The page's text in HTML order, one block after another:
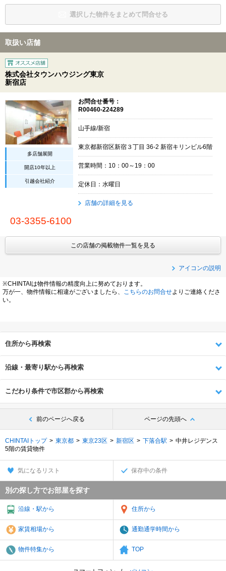
選択した物件をまとめて問合せる
取扱い店舗
株式会社タウンハウジング東京
新宿店
多店舗展開
開店10年以上
引越会社紹介
お問合せ番号：
R00460-224289
山手線/新宿
東京都新宿区新宿３丁目 36-2 新宿キリンビル6階
営業時間：10：00～19：00
定休日：水曜日
店舗の詳細を見る
03-3355-6100
この店舗の掲載物件一覧を見る
アイコンの説明
※CHINTAIは物件情報の精度向上に努めております。
万が一、物件情報に相違がございましたら、
こちらのお問合せよりご連絡くださ
い。
住所から再検索
沿線・最寄り駅から再検索
こだわり条件で市区郡から再検索
前のページへ戻る ページの先頭へ
CHINTAIトップ 東京都 東京23区 新宿区 下落合駅
中井レジデンス
5階の賃貸物件
気になるリスト 保存中の条件
別の探し方でお部屋を探す
沿線・駅から 住所から
家賃相場から 通勤通学時間から
物件特集から TOP